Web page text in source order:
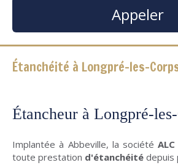
Appeler
Étanchéité à Longpré-les-
Étancheur à Longpré-
Implantée à Abbeville, la société
toute prestation d'étanchéité depuis